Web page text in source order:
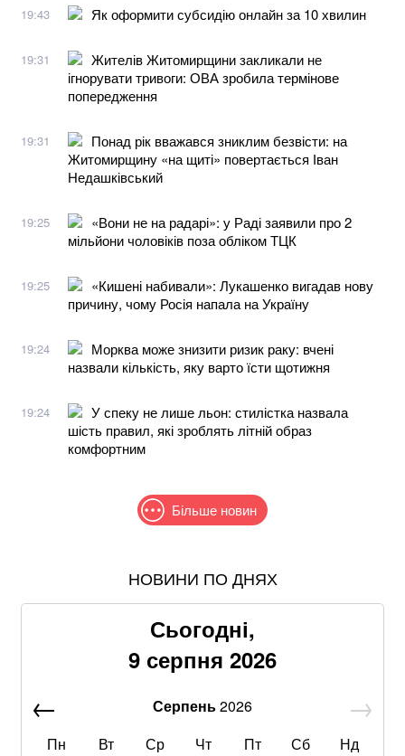
19:43 Як оформити субсидію онлайн за 10 хвилин
19:31
Жителів Житомирщини закликали не
ігнорувати тривоги: ОВА зробила термінове
попередження
19:31
Понад рік вважався зниклим безвісти: на
Житомирщину «на щиті» повертається Іван
Недашківський
19:25
«Вони не на радарі»: у Раді заявили про 2
мільйони чоловіків поза обліком ТЦК
19:25
«Кишені набивали»: Лукашенко вигадав нову
причину, чому Росія напала на Україну
19:24
Морква може знизити ризик раку: вчені
назвали кількість, яку варто їсти щотижня
19:24
У спеку не лише льон: стилістка назвала
шість правил, які зроблять літній образ
комфортним
Більше новин
Понад 9,2 млрд грн: що відомо про нову гучну
Google прибирає одну з найзручніших функцій
Gmail: що зміниться вже у 2027 році
Що корисніше — кавун чи диня: експерти дали
НОВИНИ ПО ДНЯХ
Сьогодні,
9 серпня 2026
Серпень2026
Пн
Вт Ср Чт Пт Сб Нд